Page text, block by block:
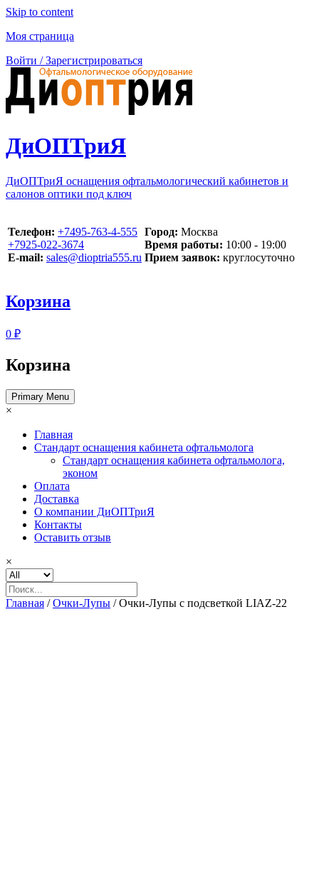
Skip to content
Моя страница
Войти / Зарегистрироваться
ДиОПТриЯ
ДиОПТриЯ оснащения офтальмологический кабинетов и
салонов оптики под ключ
Телефон: ‪+7495-763-4-555‬
‪+7925-022-3674‬
E-mail: sales@dioptria555.ru
Город: Москва
Время работы: 10:00 - 19:00
Прием заявок: круглосуточно
Корзина
0 ₽
Корзина
Primary Menu
×
Главная
Стандарт оснащения кабинета офтальмолога
Стандарт оснащения кабинета офтальмолога,
эконом
Оплата
Доставка
О компании ДиОПТриЯ
Контакты
Оставить отзыв
×
Главная /Очки-Лупы / Очки-Лупы c подсветкой LIAZ-22